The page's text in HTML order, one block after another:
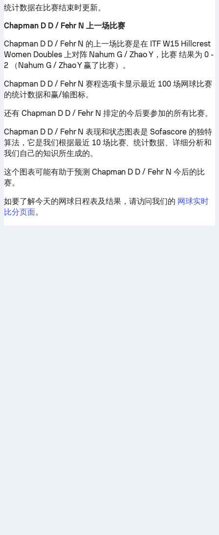
统计数据在比赛结束时更新。
Chapman D D / Fehr N 上一场比赛
Chapman D D / Fehr N 的上一场比赛是在 ITF W15 Hillcrest
Women Doubles 上对阵 Nahum G / Zhao Y，比赛 结果为 0 -
2 （Nahum G / Zhao Y 赢了比赛）。
Chapman D D / Fehr N 赛程选项卡显示最近 100 场网球比赛
的统计数据和赢/输图标。
还有 Chapman D D / Fehr N 排定的今后要参加的所有比赛。
Chapman D D / Fehr N 表现和状态图表是 Sofascore 的独特
算法，它是我们根据最近 10 场比赛、统计数据、详细分析和
我们自己的知识所生成的。
这个图表可能有助于预测 Chapman D D / Fehr N 今后的比
赛。
如要了解今天的网球日程表及结果，请访问我们的 网球实时
比分页面。